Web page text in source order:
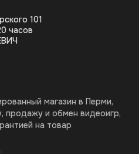
101
часов
магазин в Перми,
продажу и обмен видеоигр,
на товар